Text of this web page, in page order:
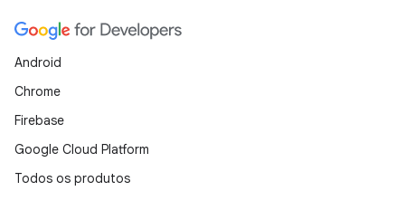
Android
Chrome
Firebase
Google Cloud Platform
Todos os produtos